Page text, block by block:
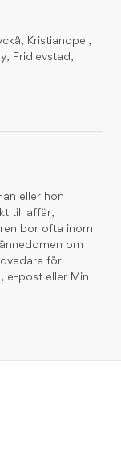
Kristianopel,
Fridlevstad,
eller hon
till affär,
bor ofta inom
om
för
e-post eller Min